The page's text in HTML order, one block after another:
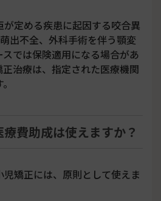
定める疾患に起因する咬合異
出不全、外科手術を伴う顎変
では保険適用になる場合があ
治療は、指定された医療機関
費助成は使えますか？
矯正には、原則として使えま